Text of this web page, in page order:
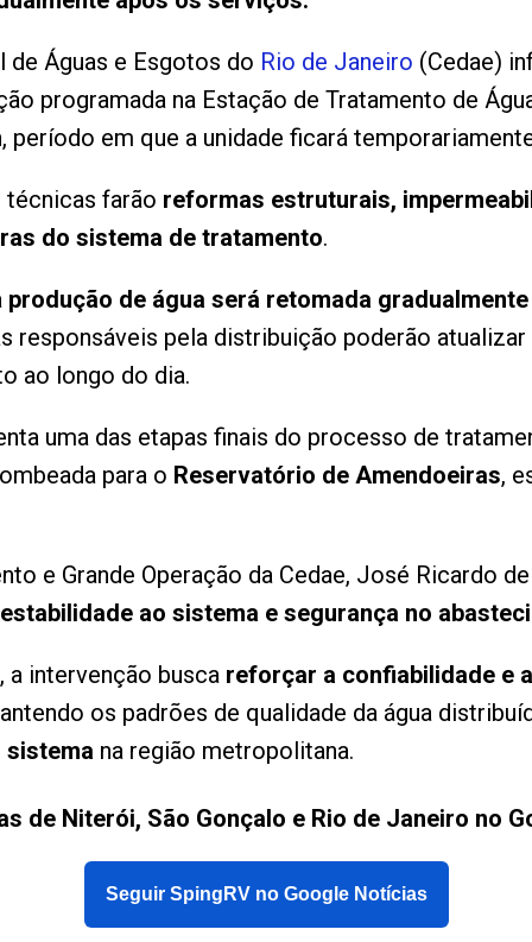
de Águas e Esgotos do Rio de Janeiro (Cedae)
programada na Estação de Tratamento de
período em que a unidade ficará
técnicas farão reformas estruturais,
do sistema de tratamento.
produção de água será retomada
responsáveis pela distribuição poderão
ao longo do dia.
uma das etapas finais do processo de
para o Reservatório de Amendoeiras,
e Grande Operação da Cedae, José Ricardo
ao sistema e segurança no
intervenção busca reforçar a confiabilidade e
os padrões de qualidade da água
sistema na região metropolitana.
de Niterói, São Gonçalo e Rio de Janeiro no
Seguir SpingRV no Google Notícias